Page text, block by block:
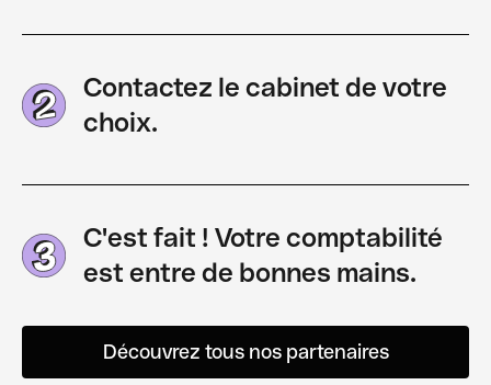
Contactez le cabinet de votre
choix.
C'est fait ! Votre comptabilité
est entre de bonnes mains.
Découvrez tous nos partenaires